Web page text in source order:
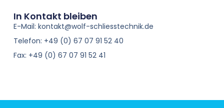
In Kontakt bleiben
E-Mail: kontakt@wolf-schliesstechnik.de
Telefon: +49 (0) 67 07 91 52 40
Fax: +49 (0) 67 07 91 52 41